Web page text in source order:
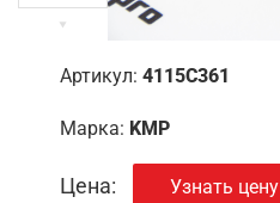
Артикул: 4115C361
Марка: KMP
Цена: Узнать цену